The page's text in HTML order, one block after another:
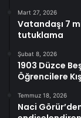
Mart 27, 2026
Vatandaşı 7
tutuklama
Şubat 8, 2026
1903 Düzce
Öğrencilere
Temmuz 18, 2026
Naci